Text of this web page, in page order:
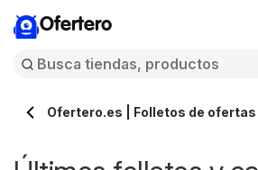
Ofertero
Ofertero.es | Folletos de ofertas